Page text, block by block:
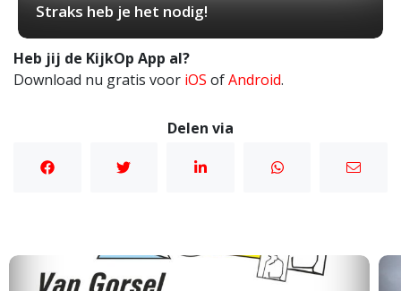
Straks heb je het nodig!
Heb jij de KijkOp App al?
Download nu gratis voor iOS ofAndroid.
Delen via